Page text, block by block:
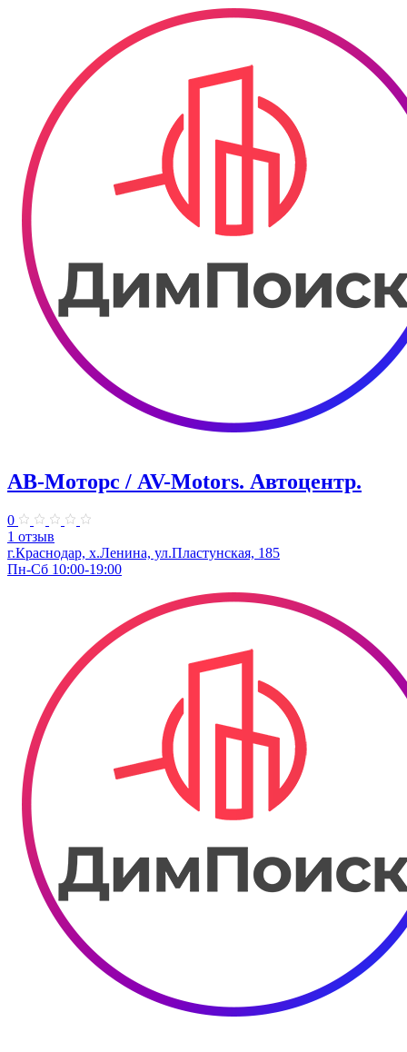
АВ-Моторс / AV-Motors. Автоцентр.
0
1 отзыв
г.Краснодар, х.Ленина, ул.Пластунская, 185
Пн-Сб 10:00-19:00